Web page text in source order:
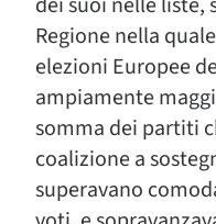
Regione nella
elezioni Europee
ampiamente
somma dei partiti
coalizione a
superavano